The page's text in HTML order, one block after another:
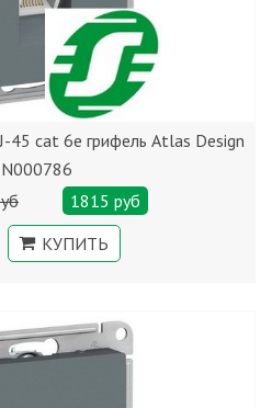
45 cat 6е грифель Atlas Design
1815 руб